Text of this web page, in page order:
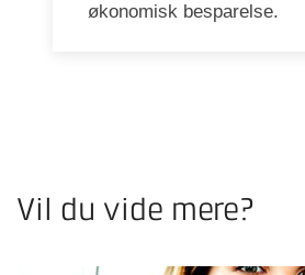
økonomisk besparelse.
Vil du vide mere?